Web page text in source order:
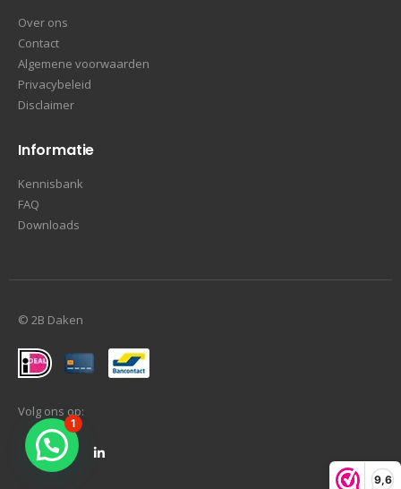
9,6
Over ons
Contact
Algemene voorwaarden
Privacybeleid
Disclaimer
Informatie
Kennisbank
FAQ
Downloads
© 2B Daken
Volg ons op:
1